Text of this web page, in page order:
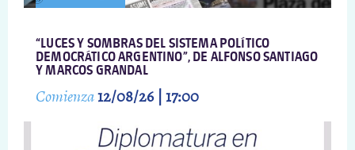
“LUCES Y SOMBRAS DEL SISTEMA POLÍTICO
DEMOCRÁTICO ARGENTINO”, DE ALFONSO SANTIAGO
Y MARCOS GRANDAL
Comienza12/08/26 | 17:00